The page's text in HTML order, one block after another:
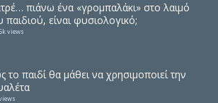
πιάνω ένα «γρομπαλάκι» στο λαιμό
παιδιού, είναι φυσιολογικό;
views
το παιδί θα μάθει να χρησιμοποιεί την